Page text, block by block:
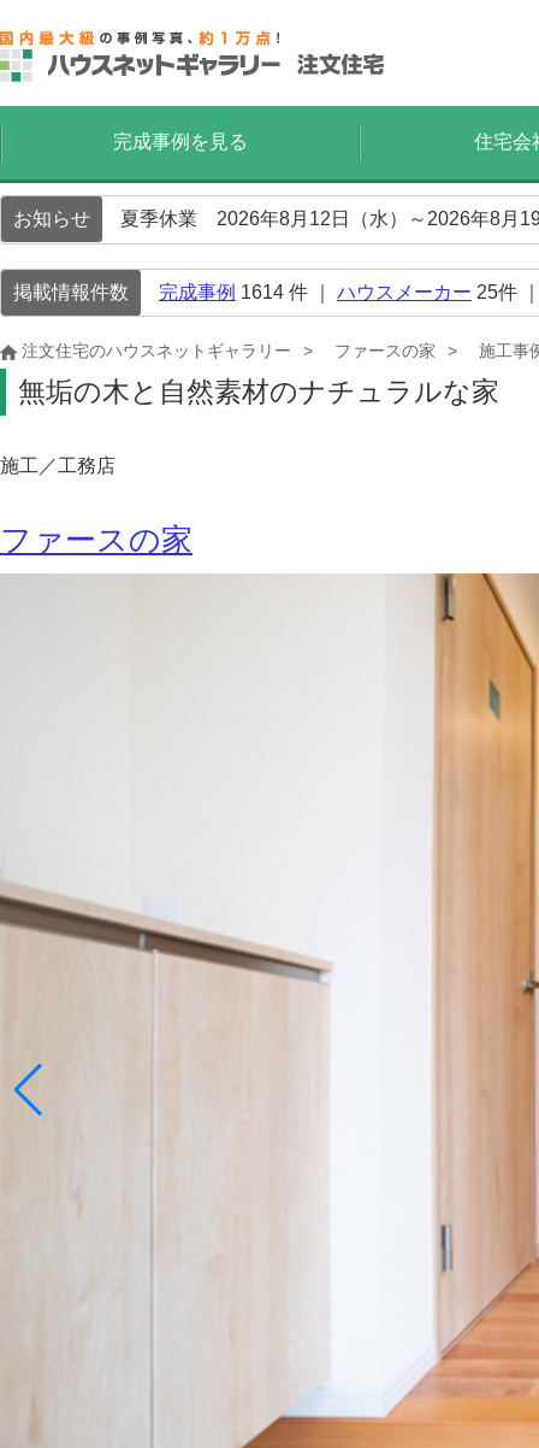
完成事例を見る 住宅会
お知らせ 夏季休業 2026年8月12日（水）～2026年8月
掲載情報件数 完成事例 1614 件 ｜ ハウスメーカー 25件
注文住宅のハウスネットギャラリー ファースの家 施工事
無垢の木と自然素材のナチュラルな家
施工／工務店
ファースの家